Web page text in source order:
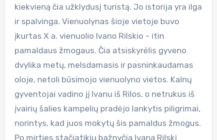
kiekvieną čia užklydusį turistą. Jo istorija yra ilga
ir spalvinga. Vienuolynas šioje vietoje buvo
įkurtas X a. vienuolio Ivano Rilskio – itin
pamaldaus žmogaus. Čia atsiskyrėlis gyveno
dvylika metų, melsdamasis ir pasninkaudamas
oloje, netoli būsimojo vienuolyno vietos. Kalnų
gyventojai vadino jį Ivanu iš Rilos, o netrukus iš
įvairių šalies kampelių pradėjo lankytis piligrimai,
norintys, kad juos mokytų šis pamaldus žmogus.
Po mirties stačiatikių bažnyčia Ivaną Rilskį